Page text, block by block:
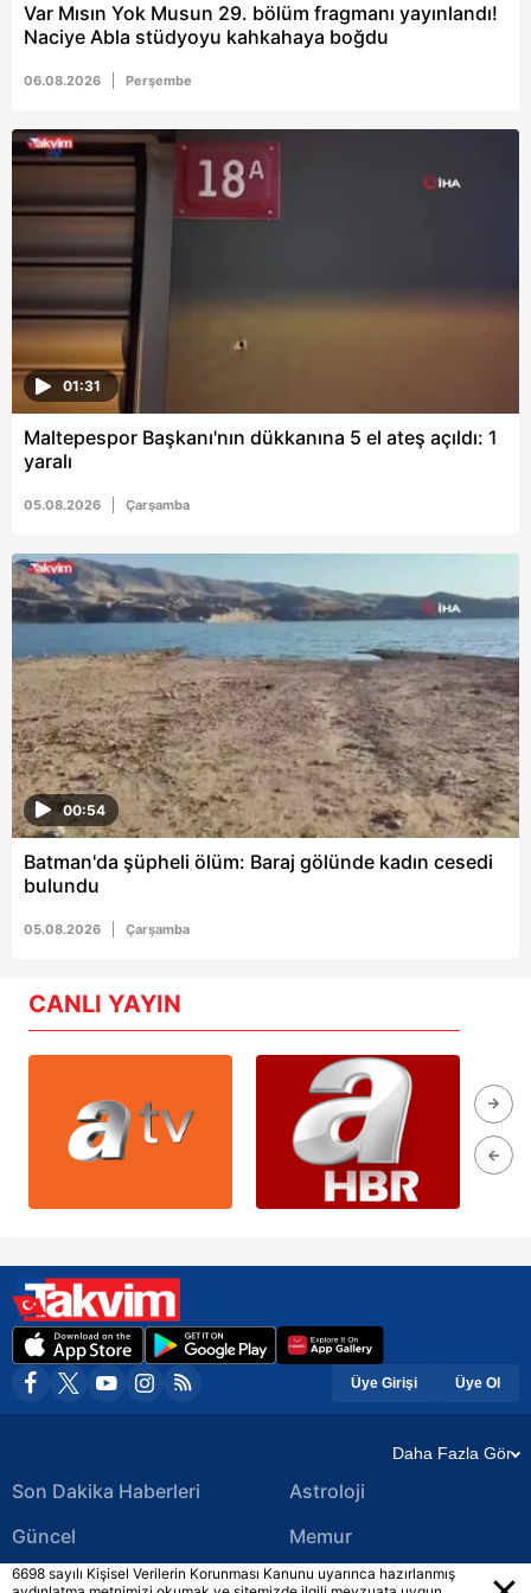
vasıtasıyla belirleyebilirsiniz. Çerezlere ilişkin detaylı bilgi
için Ayarlar butonuna tıklayabilir,Çerez Bilgilendirme
hazırlanmış Aydınlatma Metnimizi okumak ve sitemizde
ilgili mevzuata uygun olarak kullanılan çerezlerle ilgili bilgi
almak için lütfen
tıklayınız
Var Mısın Yok Musun 29. bölüm fragmanı yayınlandı!
Naciye Abla stüdyoyu kahkahaya boğdu
06.08.2026 Perşembe
01:31
Maltepespor Başkanı'nın dükkanına 5 el ateş açıldı: 1
yaralı
05.08.2026 Çarşamba
00:54
Batman'da şüpheli ölüm: Baraj gölünde kadın cesedi
bulundu
05.08.2026 Çarşamba
CANLI YAYIN
Üye Girişi Üye Ol
Daha Fazla Gör
Son Dakika Haberleri
Güncel
Ekonomi Haberleri
Astroloji
Memur
Yerel Haberler
6698 sayılı Kişisel Verilerin Korunması Kanunu uyarınca hazırlanmış